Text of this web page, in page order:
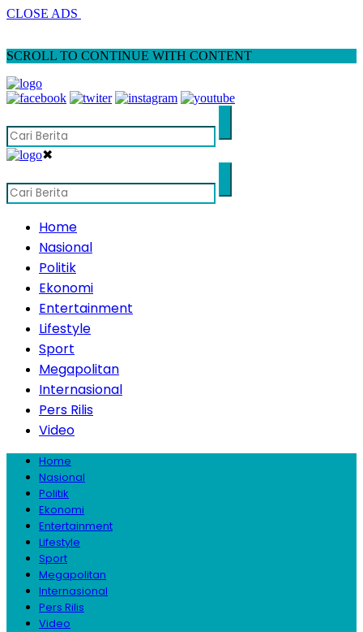
CLOSE ADS
SCROLL TO CONTINUE WITH CONTENT
✖
Home
Nasional
Politik
Ekonomi
Entertainment
Lifestyle
Sport
Megapolitan
Internasional
Pers Rilis
Video
Home
Nasional
Politik
Ekonomi
Entertainment
Lifestyle
Sport
Megapolitan
Internasional
Pers Rilis
Video